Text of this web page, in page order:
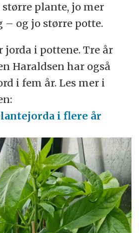
plante, jo mer
og jo større potte.
jorda i pottene. Tre år
Haraldsen har også
i fem år. Les mer i
i flere år